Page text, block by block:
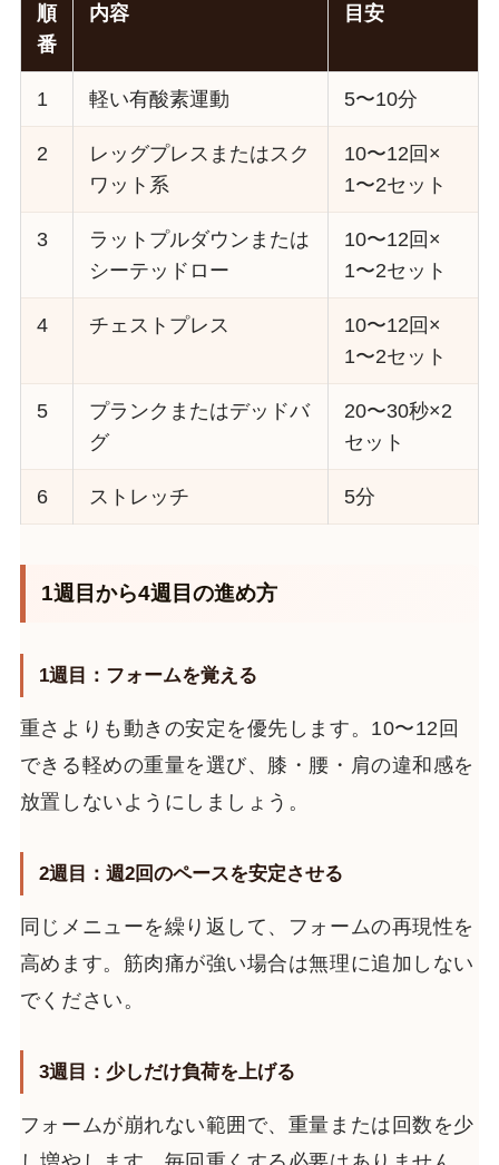
順
番
内容 目安
1 軽い有酸素運動 5〜10分
2
レッグプレスまたはスク
ワット系
10〜12回×
1〜2セット
3
ラットプルダウンまたは
シーテッドロー
10〜12回×
1〜2セット
4 チェストプレス
10〜12回×
1〜2セット
5
プランクまたはデッドバ
グ
20〜30秒×2
セット
6 ストレッチ 5分
1週目から4週目の進め方
1週目：フォームを覚える
重さよりも動きの安定を優先します。10〜12回
できる軽めの重量を選び、膝・腰・肩の違和感を
放置しないようにしましょう。
2週目：週2回のペースを安定させる
同じメニューを繰り返して、フォームの再現性を
高めます。筋肉痛が強い場合は無理に追加しない
でください。
3週目：少しだけ負荷を上げる
フォームが崩れない範囲で、重量または回数を少